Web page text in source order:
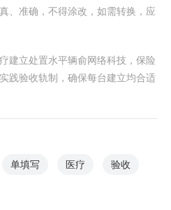
、准确，不得涂改，如需转换，应
建立处置水平辆俞网络科技，保险
践验收轨制，确保每台建立均合适
单填写 医疗 验收